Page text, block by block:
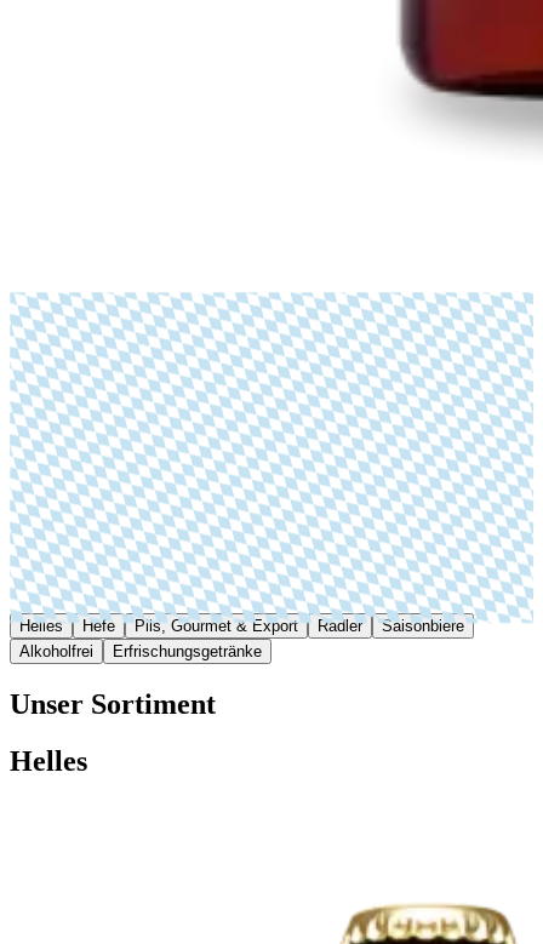
Helles Hefe Pils, Gourmet & Export Radler
Saisonbiere
Alkoholfrei
Erfrischungs­­­­­­getränke
Unser Sortiment
Helles